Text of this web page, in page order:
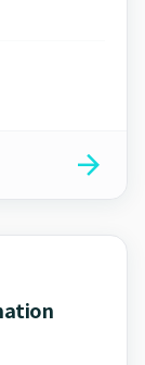
arrow_forward